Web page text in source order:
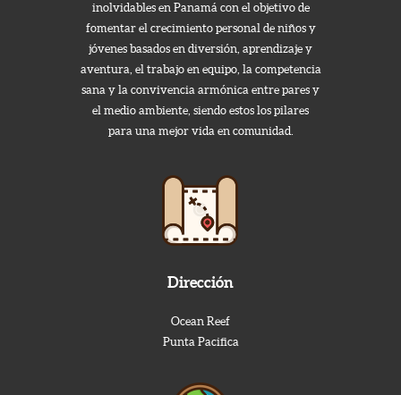
inolvidables en Panamá con el objetivo de
fomentar el crecimiento personal de niños y
jóvenes basados en diversión, aprendizaje y
aventura, el trabajo en equipo, la competencia
sana y la convivencia armónica entre pares y
el medio ambiente, siendo estos los pilares
para una mejor vida en comunidad.
Dirección
Ocean Reef
Punta Pacifica